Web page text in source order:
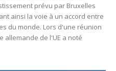
prévu par Bruxelles
ainsi la voie à un accord entre
du monde. Lors d'une réunion
allemande de l'UE a noté